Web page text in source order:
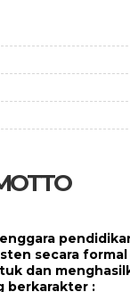
secara
dan
berkarakter :